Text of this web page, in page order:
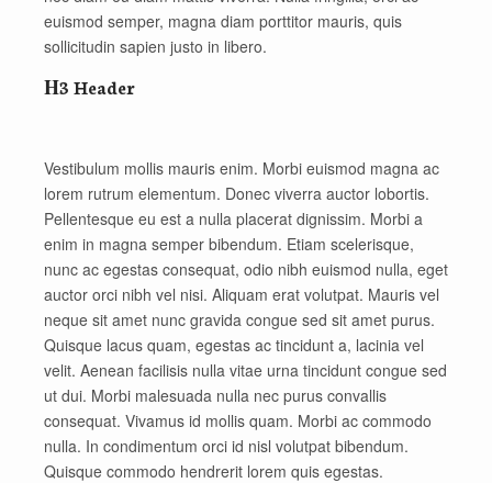
euismod semper, magna diam porttitor mauris, quis
sollicitudin sapien justo in libero.
Η3 Header
Vestibulum mollis mauris enim. Morbi euismod magna ac
lorem rutrum elementum. Donec viverra auctor lobortis.
Pellentesque eu est a nulla placerat dignissim. Morbi a
enim in magna semper bibendum. Etiam scelerisque,
nunc ac egestas consequat, odio nibh euismod nulla, eget
auctor orci nibh vel nisi. Aliquam erat volutpat. Mauris vel
neque sit amet nunc gravida congue sed sit amet purus.
Quisque lacus quam, egestas ac tincidunt a, lacinia vel
velit. Aenean facilisis nulla vitae urna tincidunt congue sed
ut dui. Morbi malesuada nulla nec purus convallis
consequat. Vivamus id mollis quam. Morbi ac commodo
nulla. In condimentum orci id nisl volutpat bibendum.
Quisque commodo hendrerit lorem quis egestas.